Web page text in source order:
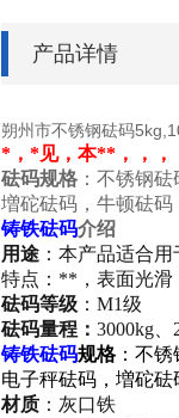
产品详情
朔州市不锈钢砝码
*，*见，本**，，，
砝码规格 ：不锈钢
増砣砝码，牛顿砝
铸铁砝码介绍
用途 ：本产品适合
特点：**，表面光滑
砝码等级 ：M1级
砝码量程： 3000kg、
铸铁砝码规格：不锈
电子秤砝码，増砣
材质 ：灰口铁